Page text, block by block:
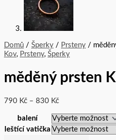
Domů / Šperky / Prsteny /
Kov, Prsteny, Šperky
měděný prsten
790 Kč – 830 Kč
balení
leštící vatička